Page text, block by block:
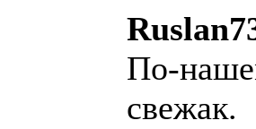
По-
свежак.